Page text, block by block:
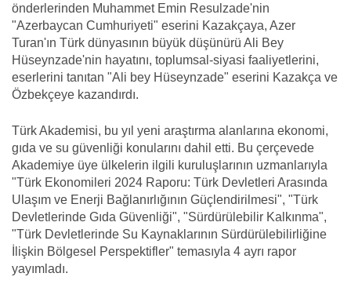
önderlerinden Muhammet Emin Resulzade'nin
"Azerbaycan Cumhuriyeti" eserini Kazakçaya, Azer
Turan'ın Türk dünyasının büyük düşünürü Ali Bey
Hüseynzade'nin hayatını, toplumsal-siyasi faaliyetlerini,
eserlerini tanıtan "Ali bey Hüseynzade" eserini Kazakça ve
Özbekçeye kazandırdı.
Türk Akademisi, bu yıl yeni araştırma alanlarına ekonomi,
gıda ve su güvenliği konularını dahil etti. Bu çerçevede
Akademiye üye ülkelerin ilgili kuruluşlarının uzmanlarıyla
"Türk Ekonomileri 2024 Raporu: Türk Devletleri Arasında
Ulaşım ve Enerji Bağlanırlığının Güçlendirilmesi", "Türk
Devletlerinde Gıda Güvenliği", "Sürdürülebilir Kalkınma",
"Türk Devletlerinde Su Kaynaklarının Sürdürülebilirliğine
İlişkin Bölgesel Perspektifler" temasıyla 4 ayrı rapor
yayımladı.